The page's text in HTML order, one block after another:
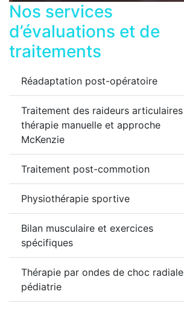
Nos services
d’évaluations et de
traitements
Réadaptation post-opératoire
Traitement des raideurs
thérapie manuelle et approche
McKenzie
Traitement post-commotion
Physiothérapie sportive
Bilan musculaire et exercices
spécifiques
Thérapie par ondes de choc
pédiatrie